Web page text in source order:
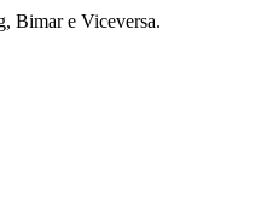
Bimar e Viceversa.